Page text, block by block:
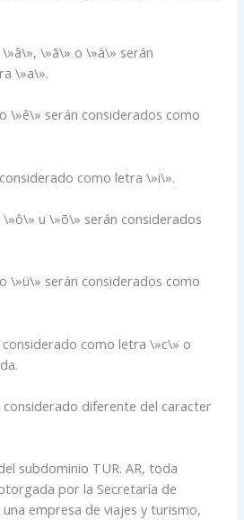
\»ã\» o \»à\» serán
\»a\».
\»ê\» serán considerados como
como letra \»i\».
u \»õ\» serán considerados
\»ü\» serán considerados como
como letra \»c\» o
considerado diferente del caracter
subdominio TUR. AR, toda
por la Secretaría de
empresa de viajes y turismo,